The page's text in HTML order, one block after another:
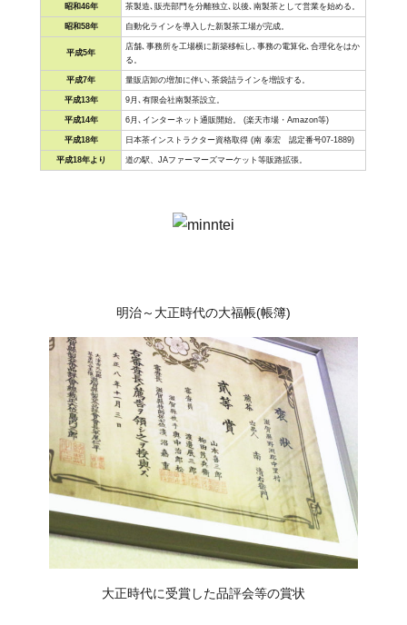
昭和46年 茶製造､販売部門を分離独立､以後､南製茶として営業を始める。
昭和58年 自動化ラインを導入した新製茶工場が完成。
平成5年
店舗､事務所を工場横に新築移転し､事務の電算化､合理化をはか
る。
平成7年 量販店卸の増加に伴い､茶袋詰ラインを増設する。
平成13年 9月､有限会社南製茶設立。
平成14年 6月､インターネット通販開始。 (楽天市場・Amazon等)
平成18年 日本茶インストラクター資格取得 (南 泰宏 認定番号07-1889)
平成18年より 道の駅、JAファーマーズマーケット等販路拡張。
明治～大正時代の大福帳(帳簿)
大正時代に受賞した品評会等の賞状